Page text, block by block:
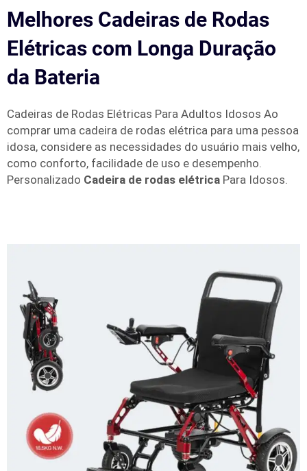
Melhores Cadeiras de Rodas
Elétricas com Longa Duração
da Bateria
Cadeiras de Rodas Elétricas Para Adultos Idosos Ao
comprar uma cadeira de rodas elétrica para uma pessoa
idosa, considere as necessidades do usuário mais velho,
como conforto, facilidade de uso e desempenho.
Personalizado Cadeira de rodas elétrica Para Idosos.